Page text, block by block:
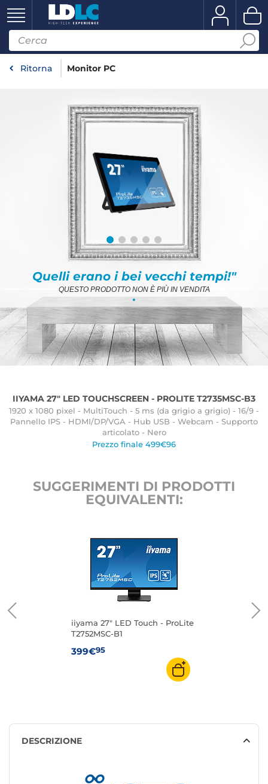
Ritorna Monitor PC
Quelli erano i bei vecchi tempi!"
QUESTO PRODOTTO NON È PIÙ IN VENDITA
.
IIYAMA 27" LED TOUCHSCREEN - PROLITE T2735MSC-B3
1920 x 1080 pixel - MultiTouch - 5 ms (da grigio a grigio) - 16/9 -
Pannello IPS - HDMI/DP/VGA - Hub USB - Webcam - Supporto
articolato - Nero
Prezzo finale 499€96
SUGGERIMENTI DI PRODOTTI
EQUIVALENTI:
iiyama 27" LED Touch - ProLite
T2752MSC-B1
399€95
DESCRIZIONE